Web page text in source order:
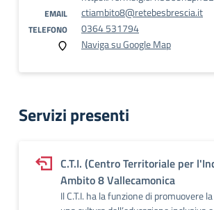
EMAIL ctiambito8@retebesbrescia.it
TELEFONO
0364 531794
Naviga su Google Map
Servizi presenti
C.T.I. (Centro Territoriale per
Ambito 8 Vallecamonica
Il C.T.I. ha la funzione di promuovere